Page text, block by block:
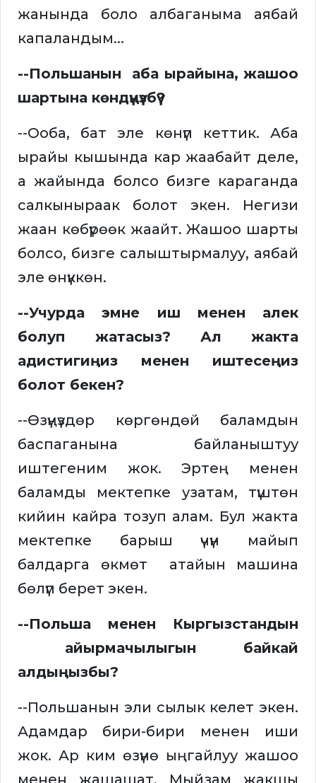
жанында боло албаганыма аябай
капаландым...
--Польшанын аба ырайына, жашоо
шартына көндүңүзбү?
--Ооба, бат эле көнүп кеттик. Аба
ырайы кышында кар жаабайт деле,
а жайында болсо бизге караганда
салкыныраак болот экен. Негизи
жаан көбүрөөк жаайт. Жашоо шарты
болсо, бизге салыштырмалуу, аябай
эле өнүккөн.
--Учурда эмне иш менен алек
болуп жатасыз? Ал жакта
адистигиңиз менен иштесеңиз
болот бекен?
--Өзүңүздөр көргөндөй баламдын
баспаганына байланыштуу
иштегеним жок. Эртең менен
баламды мектепке узатам, түштөн
кийин кайра тозуп алам. Бул жакта
мектепке барыш үчүн майып
балдарга өкмөт атайын машина
бөлүп берет экен.
--Польша менен Кыргызстандын
айырмачылыгын байкай
алдыңызбы?
--Польшанын эли сылык келет экен.
Адамдар бири-бири менен иши
жок. Ар ким өзүнө ыңгайлуу жашоо